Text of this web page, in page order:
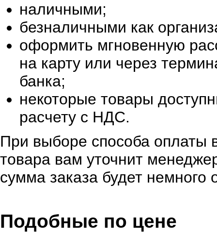
наличными;
безналичными как
оформить мгновенную
на карту или через
банка;
некоторые товары
расчету с НДС.
При выборе способа оплаты
товара вам уточнит
сумма заказа будет немного
Подобные по цене